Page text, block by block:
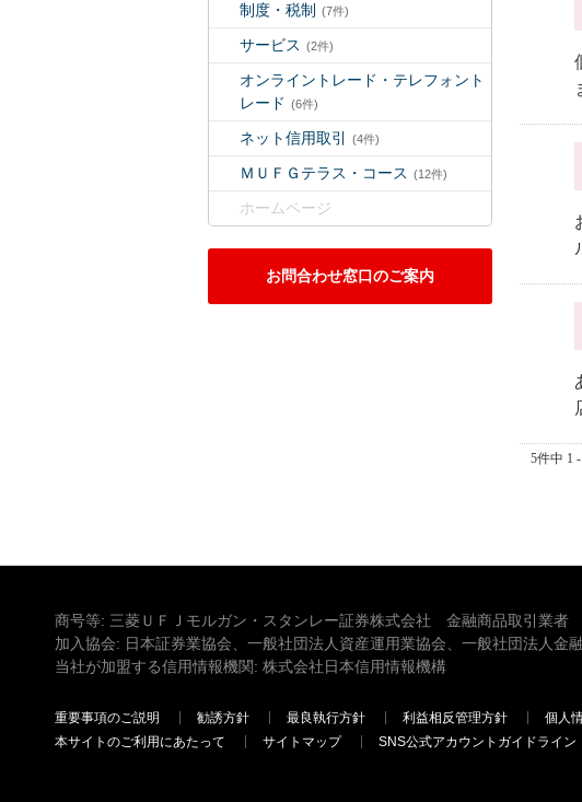
制度・税制
(7件)
サービス (2件)
オンライントレード・テレフォント
レード (6件)
ネット信用取引 (4件)
ＭＵＦＧテラス・コース (12件)
ホームページ
お問合わせ窓口のご案内
5件中 1
商号等: 三菱ＵＦＪモルガン・スタンレー証券株式会社 金融商品取引業者
加入協会: 日本証券業協会、一般社団法人資産運用業協会、一般社団法人
当社が加盟する信用情報機関: 株式会社日本信用情報機構
重要事項のご説明 勧誘方針 最良執行方針 利益相反管理方針 個人
本サイトのご利用にあたって
サイトマップ SNS公式アカウントガイドライン